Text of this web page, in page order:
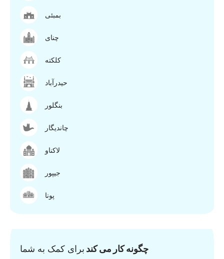
بمبئی
چنای
کلکته
حیدرآباد
بنگلور
چاندیگار
لاکناو
جیپور
پونا
چگونه کار می کند برای کمک به شما